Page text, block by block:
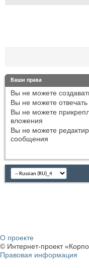
Ваши права
Вы не можете
Вы не можете
Вы не можете
вложения
Вы не можете
сообщения
О проекте
© Интернет-проект
Правовая информация